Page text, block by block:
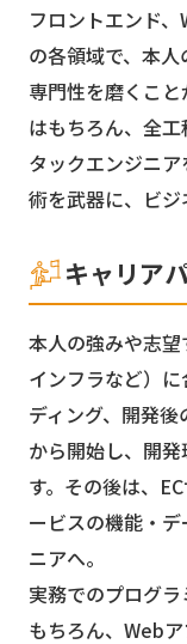
フロントエンド
の各領域で、本人
専門性を磨くこ
はもちろん、全
タックエンジニ
術を武器に、ビジ
キャリア
本人の強みや志
インフラなど）
ディング、開発
から開始し、開
す。その後は、
ービスの機能・
ニアへ。
実務でのプログ
もちろん、Web